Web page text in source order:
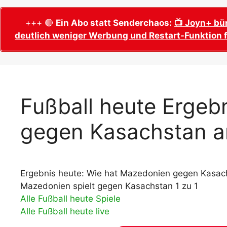
Wer wird Fußball-Weltmeister 2026?
Alle WM 2026 Trainer
Adidas Trionda: offizielle WM 2026
Spielball
Alle Nationalspieler der FIFA Fußball WM
WM 2026 Qualifikation in Europa: Tabelle
& Spielplan
WM 2026
Termine,
WM 2026
WM 2026
Spielort
Fußball WM
Ausfüllen &
+++ 🔴 Ein Abo statt Senderchaos: 📺 Joyn+
deutlich weniger Werbung und Restart-
Fußball heute
gegen Kasachstan
Ergebnis heute: Wie hat Mazedonien gegen
Mazedonien spielt gegen Kasachstan 1 zu 1
Alle Fußball heute Spiele
Alle Fußball heute live